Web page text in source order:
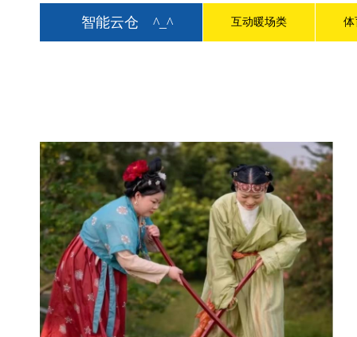
智能云仓 ^_^ 互动暖场类 体